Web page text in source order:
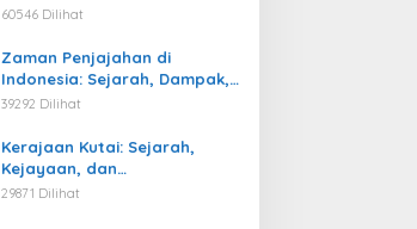
Hari Baik
60546 Dilihat
Zaman Penjajahan di
Indonesia: Sejarah, Dampak,
dan Perjuangan Menuju
39292 Dilihat
Kerajaan Kutai: Sejarah,
Kejayaan, dan
Peninggalannya (Abad ke-4
29871 Dilihat